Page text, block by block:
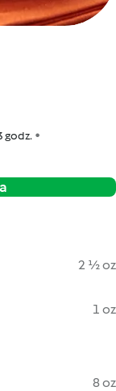
godz.
2 ½ oz
1 oz
8 oz